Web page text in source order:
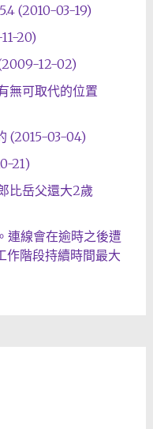
(2010-03-19)
20)
12-02)
無可取代的位置
(2015-03-04)
21)
比岳父還大2歲
連線會在逾時之後遭
作階段持續時間最大